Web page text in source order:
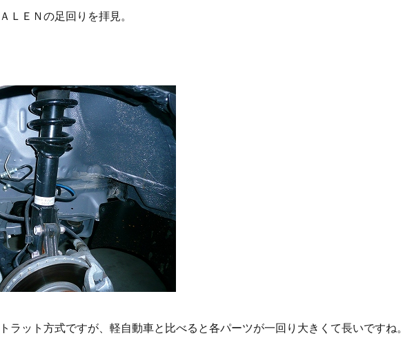
ＬＥＮの足回りを拝見。
ラット方式ですが、軽自動車と比べると各パーツが一回り大きくて長いですね。